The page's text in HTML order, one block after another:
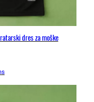
dres za moške